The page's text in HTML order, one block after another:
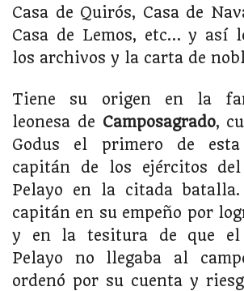
Casa de Quirós, Casa de
Casa de Lemos, etc… y así
los archivos y la carta de
Tiene su origen en la
leonesa de Camposagrado,
Godus el primero de
capitán de los ejércitos
Pelayo en la citada
capitán en su empeño por
y en la tesitura de que el
Pelayo no llegaba al
ordenó por su cuenta y